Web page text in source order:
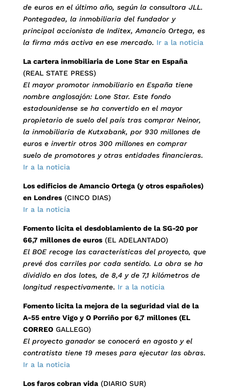
de euros en el último año, según la consultora JLL.
Pontegadea, la inmobiliaria del fundador y
principal accionista de Inditex, Amancio Ortega, es
la firma más activa en ese mercado. Ir a la noticia
La cartera inmobiliaria de Lone Star en España
(REAL STATE PRESS)
El mayor promotor inmobiliario en España tiene
nombre anglosajón: Lone Star. Este fondo
estadounidense se ha convertido en el mayor
propietario de suelo del país tras comprar Neinor,
la inmobiliaria de Kutxabank, por 930 millones de
euros e invertir otros 300 millones en comprar
suelo de promotores y otras entidades financieras.
Ir a la noticia
Los edificios de Amancio Ortega (y otros españoles)
en Londres(CINCO DIAS)
Ir a la noticia
Fomento licita el desdoblamiento de la SG-20 por
66,7 millones de euros(EL ADELANTADO)
El BOE recoge las características del proyecto, que
prevé dos carriles por cada sentido. La obra se ha
dividido en dos lotes, de 8,4 y de 7,1 kilómetros de
longitud respectivamente. Ir a la noticia
Fomento licita la mejora de la seguridad vial de la
A-55 entre Vigo y O Porriño por 6,7 millones (EL
CORREOGALLEGO)
El proyecto ganador se conocerá en agosto y el
contratista tiene 19 meses para ejecutar las obras.
Ir a la noticia
Los faros cobran vida(DIARIO SUR)